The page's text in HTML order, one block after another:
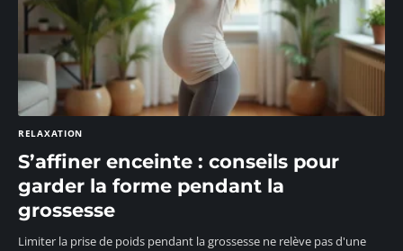
RELAXATION
S’affiner enceinte : conseils pour
garder la forme pendant la
grossesse
Limiter la prise de poids pendant la grossesse ne relève pas d'une